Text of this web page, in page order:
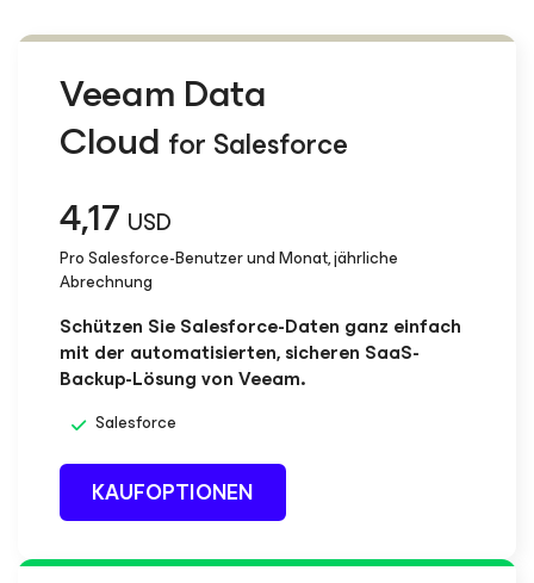
Veeam Data
Cloud for Salesforce
4,17 USD
Pro Salesforce-Benutzer und Monat, jährliche
Abrechnung
Schützen Sie Salesforce-Daten ganz einfach
mit der automatisierten, sicheren SaaS-
Backup-Lösung von Veeam.
Salesforce
KAUFOPTIONEN